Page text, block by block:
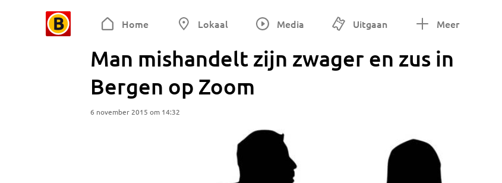
Home Lokaal Media Uitgaan Meer
Man mishandelt zijn zwager en zus in
Bergen op Zoom
6 november 2015 om 14:32